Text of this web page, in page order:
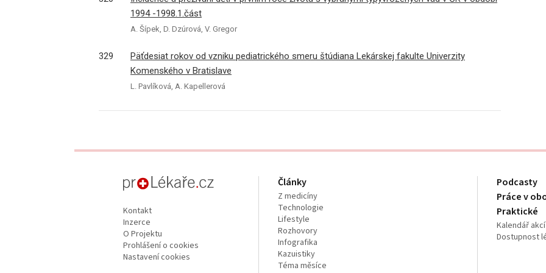
1994 -1998.1.část
A. Šípek, D. Dzúrová, V. Gregor
329
Päťdesiat rokov od vzniku pediatrického smeru štúdiana Lekárskej fakulte Univerzity
Komenského v Bratislave
L. Pavlíková, A. Kapellerová
Kontakt
Inzerce
O Projektu
Prohlášení o cookies
Nastavení cookies
Články
Z medicíny
Technologie
Lifestyle
Rozhovory
Infografika
Kazuistiky
Téma měsíce
Podcasty
Práce v
Praktické
Kalendář akcí
Dostupnost